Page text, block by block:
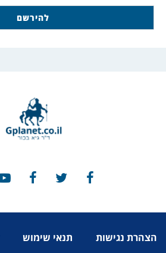
הצהרת נגישות תנאי שימוש